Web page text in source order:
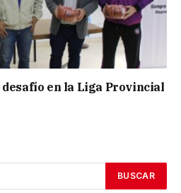
en la Liga Provincial